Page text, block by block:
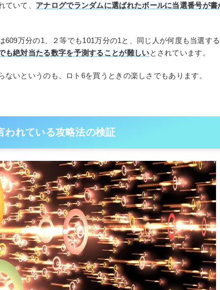
ていて、 アナログでランダムに選ばれたボールに当選番号が書
609万分の1、２等でも101万分の1と、同じ人が何度も当選す
も絶対当たる数字を予測することが難しいとされています。
ないというのも、ロト6を買うときの楽しさでもあります。
われている攻略法の検証